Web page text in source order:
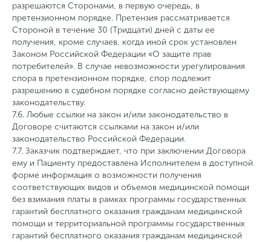
разрешаются Сторонами, в первую очередь, в
претензионном порядке. Претензия рассматривается
Стороной в течение 30 (Тридцати) дней с даты ее
получения, кроме случаев, когда иной срок установлен
Законом Российской Федерации «О защите прав
потребителей». В случае невозможности урегулирования
спора в претензионном порядке, спор подлежит
разрешению в судебном порядке согласно действующему
законодательству.
7.6. Любые ссылки на закон и/или законодательство в
Договоре считаются ссылками на закон и/или
законодательство Российской Федерации.
7.7. Заказчик подтверждает, что при заключении Договора
ему и Пациенту предоставлена Исполнителем в доступной
форме информация о возможности получения
соответствующих видов и объемов медицинской помощи
без взимания платы в рамках программы государственных
гарантий бесплатного оказания гражданам медицинской
помощи и территориальной программы государственных
гарантий бесплатного оказания гражданам медицинской